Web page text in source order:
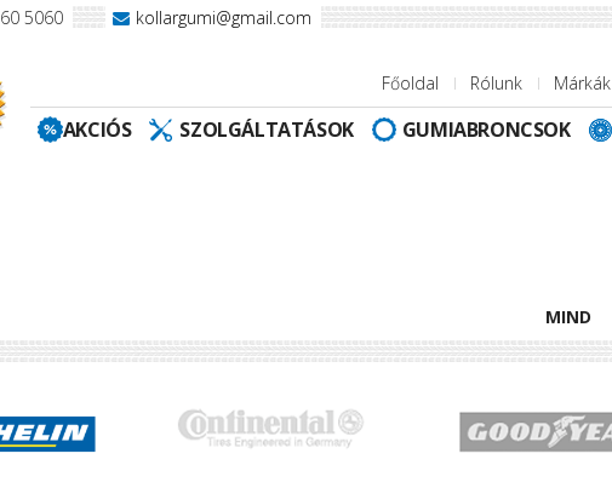
5060 kollargumi@gmail.com
Főoldal Rólunk Márkák
AKCIÓS SZOLGÁLTATÁSOK GUMIABRONCSOK
MIND